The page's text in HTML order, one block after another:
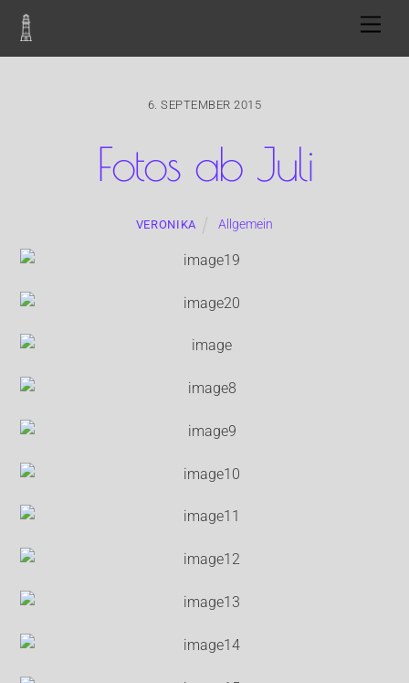
Skip
content
6. SEPTEMBER 2015
Fotos ab Juli
VERONIKA Allgemein